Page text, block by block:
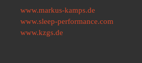
www.markus-kamps.de
www.sleep-performance.com
www.kzgs.de